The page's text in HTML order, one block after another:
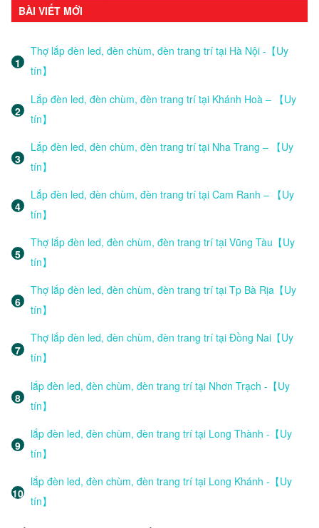
BÀI VIẾT MỚI
Thợ lắp đèn led, đèn chùm, đèn trang trí tại Hà Nội -【Uy
tín】
Lắp đèn led, đèn chùm, đèn trang trí tại Khánh Hoà – 【Uy
tín】
Lắp đèn led, đèn chùm, đèn trang trí tại Nha Trang – 【Uy
tín】
Lắp đèn led, đèn chùm, đèn trang trí tại Cam Ranh – 【Uy
tín】
Thợ lắp đèn led, đèn chùm, đèn trang trí tại Vũng Tàu【Uy
tín】
Thợ lắp đèn led, đèn chùm, đèn trang trí tại Tp Bà Rịa【Uy
tín】
Thợ lắp đèn led, đèn chùm, đèn trang trí tại Đồng Nai【Uy
tín】
lắp đèn led, đèn chùm, đèn trang trí tại Nhơn Trạch -【Uy
tín】
lắp đèn led, đèn chùm, đèn trang trí tại Long Thành -【Uy
tín】
lắp đèn led, đèn chùm, đèn trang trí tại Long Khánh -【Uy
tín】